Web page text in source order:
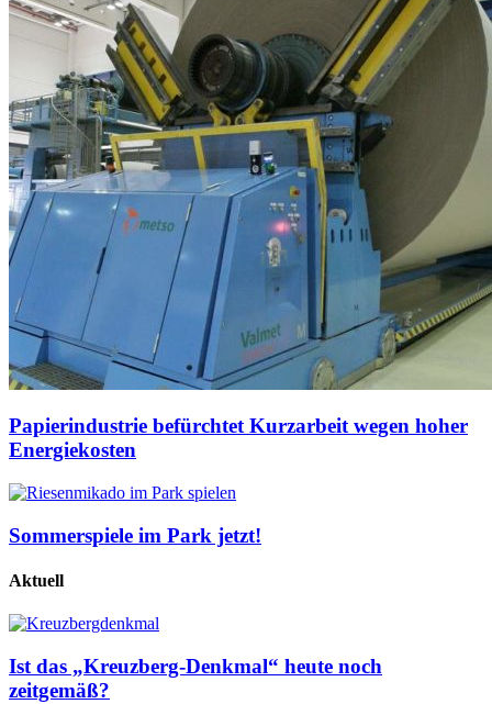
Papierindustrie befürchtet Kurzarbeit wegen hoher
Energiekosten
Sommerspiele im Park jetzt!
Aktuell
Ist das „Kreuzberg-Denkmal“ heute noch
zeitgemäß?